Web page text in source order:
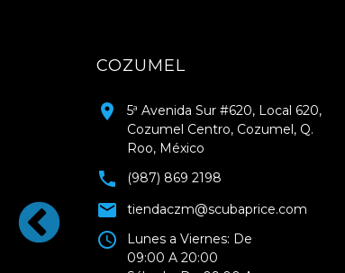
COZUMEL
5ª Avenida Sur #620, Local 620,
Cozumel Centro, Cozumel, Q.
Roo, México
(987) 869 2198
tiendaczm@scubaprice.com
Lunes a Viernes: De
09:00 A 20:00